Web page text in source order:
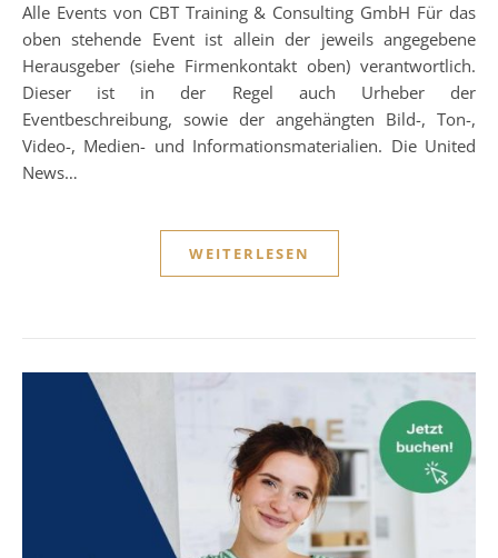
Alle Events von CBT Training & Consulting GmbH Für das
oben stehende Event ist allein der jeweils angegebene
Herausgeber (siehe Firmenkontakt oben) verantwortlich.
Dieser ist in der Regel auch Urheber der
Eventbeschreibung, sowie der angehängten Bild-, Ton-,
Video-, Medien- und Informationsmaterialien. Die United
News…
WEITERLESEN